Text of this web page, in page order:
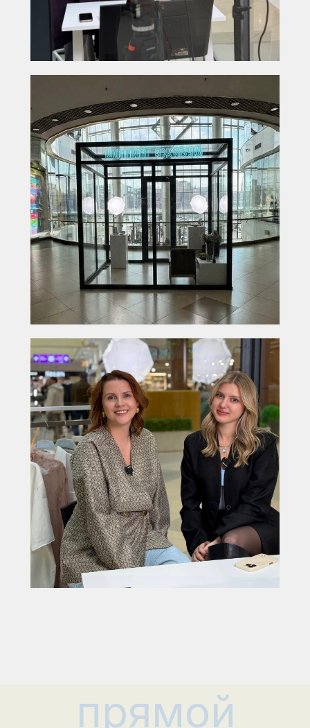
прямой